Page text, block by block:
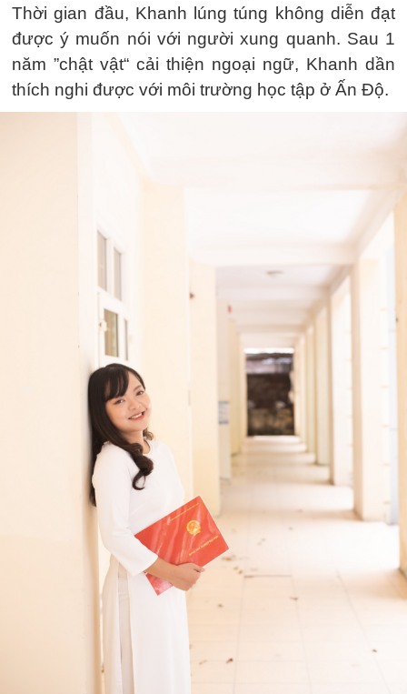
Thời gian đầu, Khanh lúng túng không diễn đạt
được ý muốn nói với người xung quanh. Sau 1
năm ”chật vật“ cải thiện ngoại ngữ, Khanh dần
thích nghi được với môi trường học tập ở Ấn Độ.